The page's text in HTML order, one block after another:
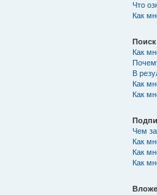
Что
Как
Как
В
Как
Как
Чем
Как
Как
Как